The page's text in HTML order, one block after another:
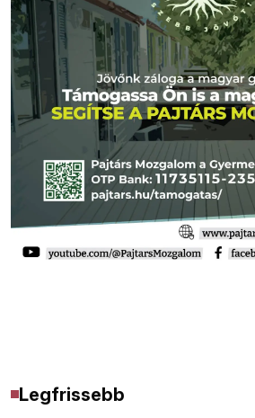
Legfrissebb